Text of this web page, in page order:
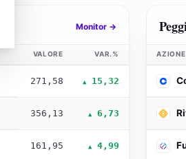
Monitor →
VALORE VAR.%
271,58 ▲15,32
356,13 ▲6,73
161,95 ▲4,99
AZIONE